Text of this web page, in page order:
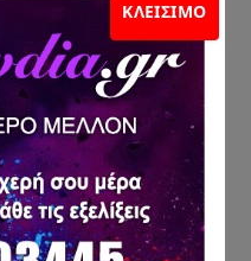
ΚΛΕΊΣΙΜΟ